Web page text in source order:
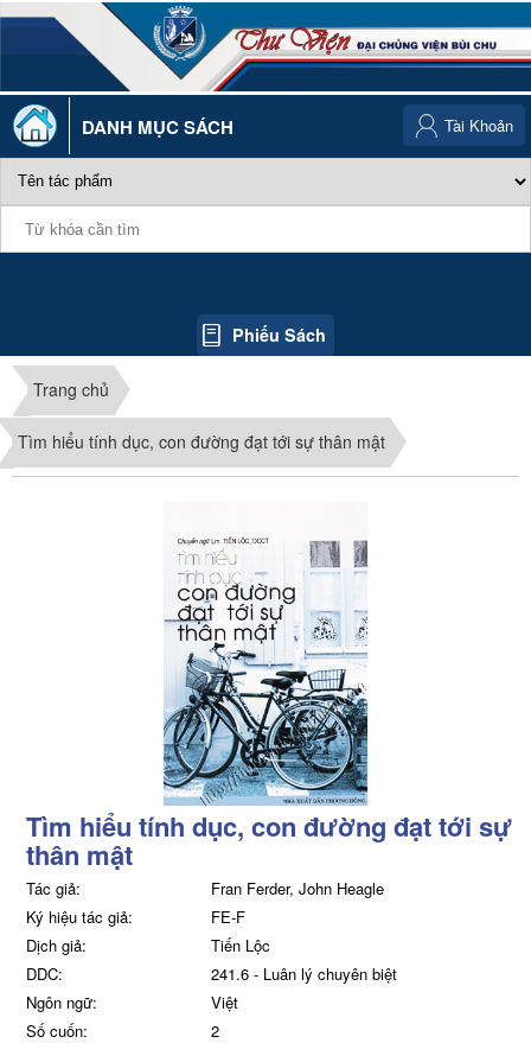
DANH MỤC SÁCH
Phiếu Sách
Tài Khoản
Trang chủ
Tìm hiểu tính dục, con đường đạt tới sự thân mật
Tìm hiểu tính dục, con đường đạt tới sự
thân mật
Tác giả:
Fran Ferder, John Heagle
Ký hiệu tác giả:
FE-F
Dịch giả:
Tiến Lộc
DDC:
241.6 - Luân lý chuyên biệt
Ngôn ngữ:
Việt
Số cuốn:
2